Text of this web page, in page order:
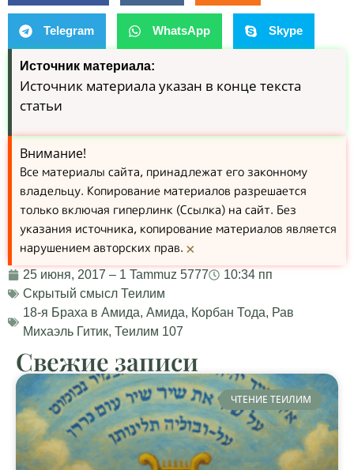
Telegram WhatsApp Skype
Источник материала:
Источник материала указан в конце текста
статьи
Внимание!
Все материалы сайта, принадлежат его законному
владельцу. Копирование материалов разрешается
только включая гиперлинк (Ссылка) на сайт. Без
указания источника, копирование материалов является
нарушением авторских прав. ×
25 июня, 2017 – 1 Tammuz 5777
10:34 пп
Скрытый смысл Теилим
18-я Браха в Амида, Амида, Корбан Тода, Рав
Михаэль Гитик, Теилим 107
Свежие записи
ЧТЕНИЕ ТЕИЛИМ